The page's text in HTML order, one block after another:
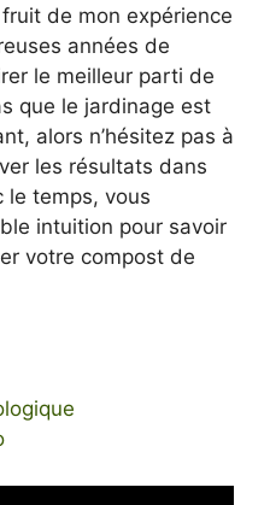
de mon expérience
années de
le meilleur parti de
que le jardinage est
alors n’hésitez pas à
les résultats dans
le temps, vous
intuition pour savoir
votre compost de